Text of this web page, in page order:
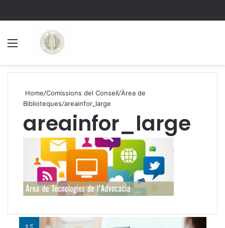
Home/Comissions del Consell/Àrea de
Biblioteques/areainfor_large
areainfor_large